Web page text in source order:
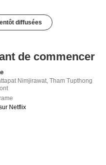
diffusées
de commencer
Nimjirawat,Tham Tupthong
Netflix